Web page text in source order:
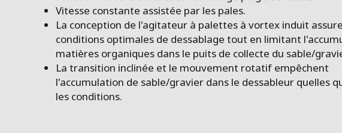
Vitesse constante assistée par les pales.
La conception de l'agitateur à palettes à vortex induit
conditions optimales de dessablage tout en limitant
matières organiques dans le puits de collecte du sable/
La transition inclinée et le mouvement rotatif empêchent
l'accumulation de sable/gravier dans le dessableur quelles
les conditions.